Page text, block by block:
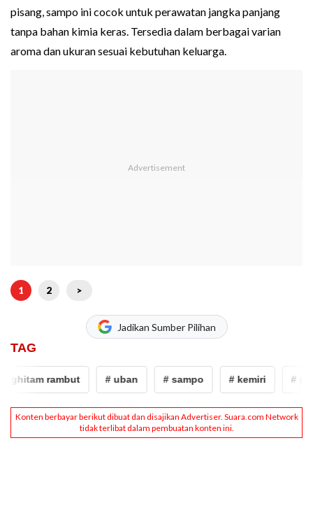
pisang, sampo ini cocok untuk perawatan jangka panjang
tanpa bahan kimia keras. Tersedia dalam berbagai varian
aroma dan ukuran sesuai kebutuhan keluarga.
1 2 >
Jadikan Sumber Pilihan
TAG
rambut # uban # sampo # kemiri #